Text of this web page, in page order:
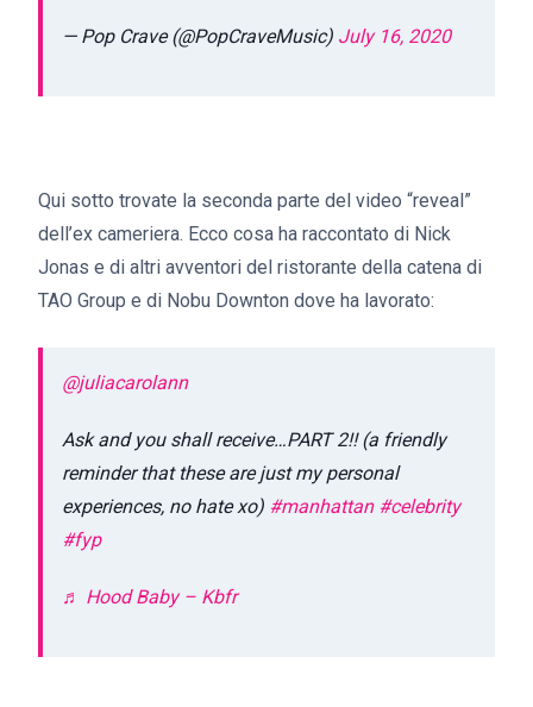
— Pop Crave (@PopCraveMusic) July 16, 2020
Qui sotto trovate la seconda parte del video “reveal”
dell’ex cameriera. Ecco cosa ha raccontato di Nick
Jonas e di altri avventori del ristorante della catena di
TAO Group e di Nobu Downton dove ha lavorato:
@juliacarolann
Ask and you shall receive…PART 2‼️ (a friendly
reminder that these are just my personal
experiences, no hate xo) #manhattan #celebrity
#fyp
♬ Hood Baby – Kbfr